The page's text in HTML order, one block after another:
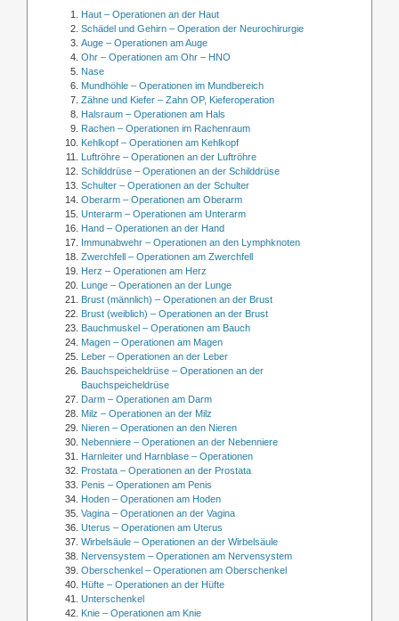
Haut – Operationen an der Haut
Schädel und Gehirn – Operation der Neurochirurgie
Auge – Operationen am Auge
Ohr – Operationen am Ohr – HNO
Nase
Mundhöhle – Operationen im Mundbereich
Zähne und Kiefer – Zahn OP, Kieferoperation
Halsraum – Operationen am Hals
Rachen – Operationen im Rachenraum
Kehlkopf – Operationen am Kehlkopf
Luftröhre – Operationen an der Luftröhre
Schilddrüse – Operationen an der Schilddrüse
Schulter – Operationen an der Schulter
Oberarm – Operationen am Oberarm
Unterarm – Operationen am Unterarm
Hand – Operationen an der Hand
Immunabwehr – Operationen an den Lymphknoten
Zwerchfell – Operationen am Zwerchfell
Herz – Operationen am Herz
Lunge – Operationen an der Lunge
Brust (männlich) – Operationen an der Brust
Brust (weiblich) – Operationen an der Brust
Bauchmuskel – Operationen am Bauch
Magen – Operationen am Magen
Leber – Operationen an der Leber
Bauchspeicheldrüse – Operationen an der
Bauchspeicheldrüse
Darm – Operationen am Darm
Milz – Operationen an der Milz
Nieren – Operationen an den Nieren
Nebenniere – Operationen an der Nebenniere
Harnleiter und Harnblase – Operationen
Prostata – Operationen an der Prostata
Penis – Operationen am Penis
Hoden – Operationen am Hoden
Vagina – Operationen an der Vagina
Uterus – Operationen am Uterus
Wirbelsäule – Operationen an der Wirbelsäule
Nervensystem – Operationen am Nervensystem
Oberschenkel – Operationen am Oberschenkel
Hüfte – Operationen an der Hüfte
Unterschenkel
Knie – Operationen am Knie